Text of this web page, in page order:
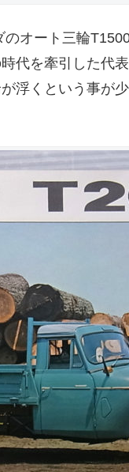
オート三輪
代を牽引した代
浮くという事が